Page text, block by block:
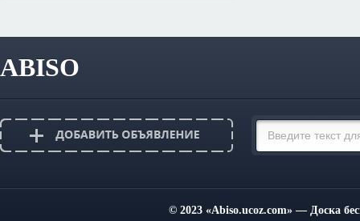
ABISO
© 2023 «Abiso.ucoz.com» — Доска